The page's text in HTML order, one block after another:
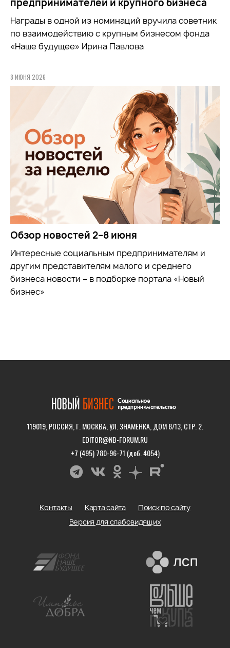
предпринимателей и крупного бизнеса
Награды в одной из номинаций вручила советник
по взаимодействию с крупным бизнесом фонда
«Наше будущее» Ирина Павлова
8 ИЮНЯ 2026
Обзор новостей 2–8 июня
Интересные социальным предпринимателям и
другим представителям малого и среднего
бизнеса новости – в подборке портала «Новый
бизнес»
119019, РОССИЯ, Г. МОСКВА, УЛ. ЗНАМЕНКА, ДОМ 8/13, СТР. 2.
EDITOR@NB-FORUM.RU
+7 (495) 780-96-71 (доб. 4054)
Контакты Карта сайта
Поиск по сайту
Версия для слабовидящих